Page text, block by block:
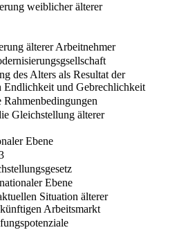
weiblicher älterer
älterer Arbeitnehmer
des Alters als Resultat der
Endlichkeit und Gebrechlichkeit
Gleichstellung älterer
Ebene
Ebene
Situation älterer
Arbeitsmarkt